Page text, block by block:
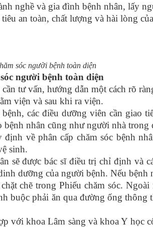
nghề và gia đình bệnh nhân, lấy
an toàn, chất lượng và hài lòng
sóc người bệnh toàn diện
người bệnh toàn diện
tư vấn, hướng dẫn một cách rõ
viện và sau khi ra viện.
các điều dưỡng viên cần giao
bệnh nhân cũng như người nhà
về phân cấp chăm sóc bệnh
sinh.
sẽ được bác sĩ điều trị chỉ định và
dưỡng của người bệnh. Nếu bệnh
chẽ trong Phiếu chăm sóc.
buộc phải ăn qua đường ống
với khoa Lâm sàng và khoa Y học